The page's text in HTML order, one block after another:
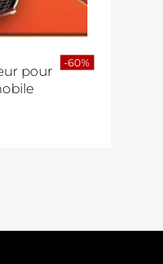
pour
-60%